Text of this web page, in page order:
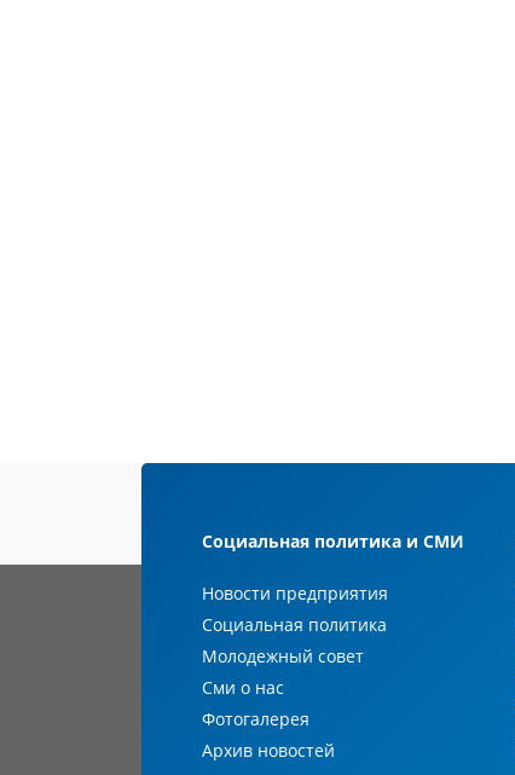
Социальная политика и СМИ
Новости предприятия
Социальная политика
Молодежный совет
Сми о нас
Фотогалерея
Архив новостей